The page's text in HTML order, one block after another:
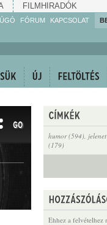
FILMHIRADÓK
FÓRUM KAPCSOLAT
humor (594),
(179)
Ehhez a felvételhez
GO